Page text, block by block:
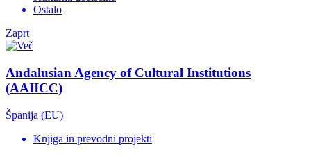
Ostalo
Zaprt
Andalusian Agency of Cultural Institutions
(AAIICC)
Španija (EU)
Knjiga in prevodni projekti